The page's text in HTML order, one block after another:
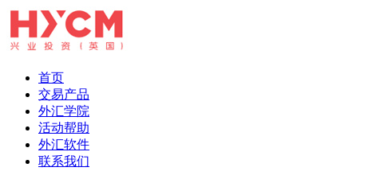
首页
交易产品
外汇学院
活动帮助
外汇软件
联系我们